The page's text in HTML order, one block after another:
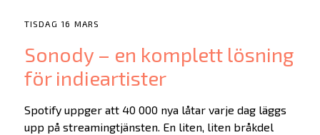
TISDAG 16 MARS
Sonody – en komplett lösning
för indieartister
Spotify uppger att 40 000 nya låtar varje dag läggs
upp på streamingtjänsten. En liten, liten bråkdel